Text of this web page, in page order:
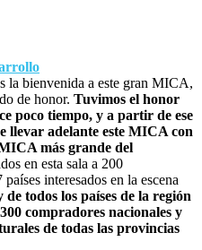
la bienvenida a este gran MICA,
de honor. Tuvimos el honor
poco tiempo, y a partir de ese
llevar adelante este MICA con
más grande del
en esta sala a 200
interesados en la escena
todos los países de la región
compradores nacionales y
de todas las provincias